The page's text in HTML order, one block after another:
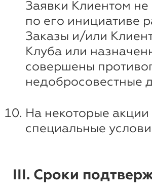
Заявки Клиентом
по его инициативе
Заказы и/или
Клуба или
совершены
недобросовестные
На некоторые акции
специальные
III. Сроки